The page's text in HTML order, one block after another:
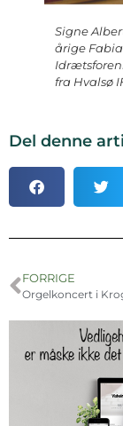
Signe
årige
fra Hvalsø
Del denne
FORRIGE
Orgelkoncert i